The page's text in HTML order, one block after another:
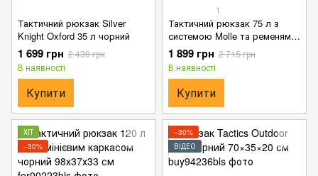
Тактичний рюкзак Silver
Knight Oxford 35 л чорний
1 699 грн 2 430 грн
В наявності
Купити
1
Тактичний рюкзак 75 л з
системою Molle та ременями
для кріплення спального
мішка чорний 80х39х26 см
1 899 грн 2 715 грн
В наявності
Купити
ХІТ
−30%
−30%
ВІДЕО